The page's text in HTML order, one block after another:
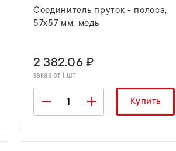
Соединитель пруток - полоса,
57х57 мм, медь
2 382.06 ₽
заказ от 1 шт
Купить